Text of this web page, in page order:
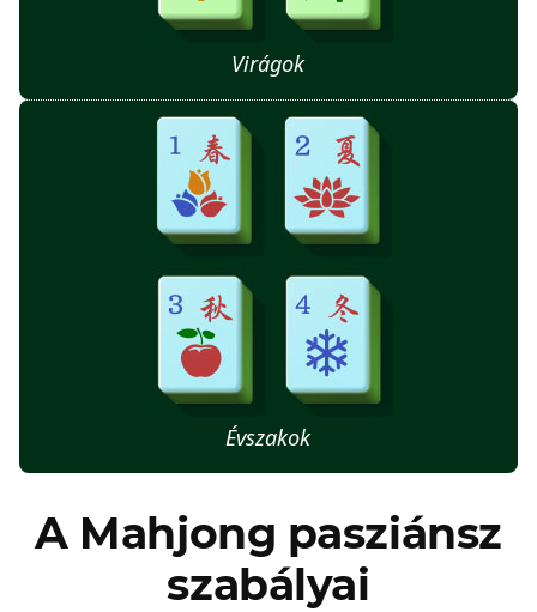
Virágok
Évszakok
A Mahjong pasziánsz
szabályai